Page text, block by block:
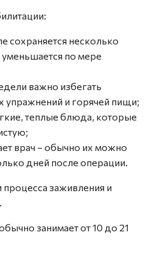
сохраняется несколько
по мере
важно избегать
упражнений и горячей пищи;
теплые блюда, которые
врач – обычно их можно
дней после операции.
заживления и
занимает от 10 до 21